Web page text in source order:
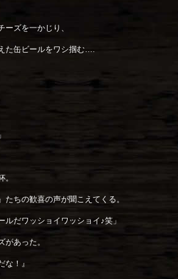
ズを一かじり、
た缶ビールをワシ掴む….
ちの歓喜の声が聞こえてくる。
ルだワッショイワッショイ♪笑」
あった。
な！』